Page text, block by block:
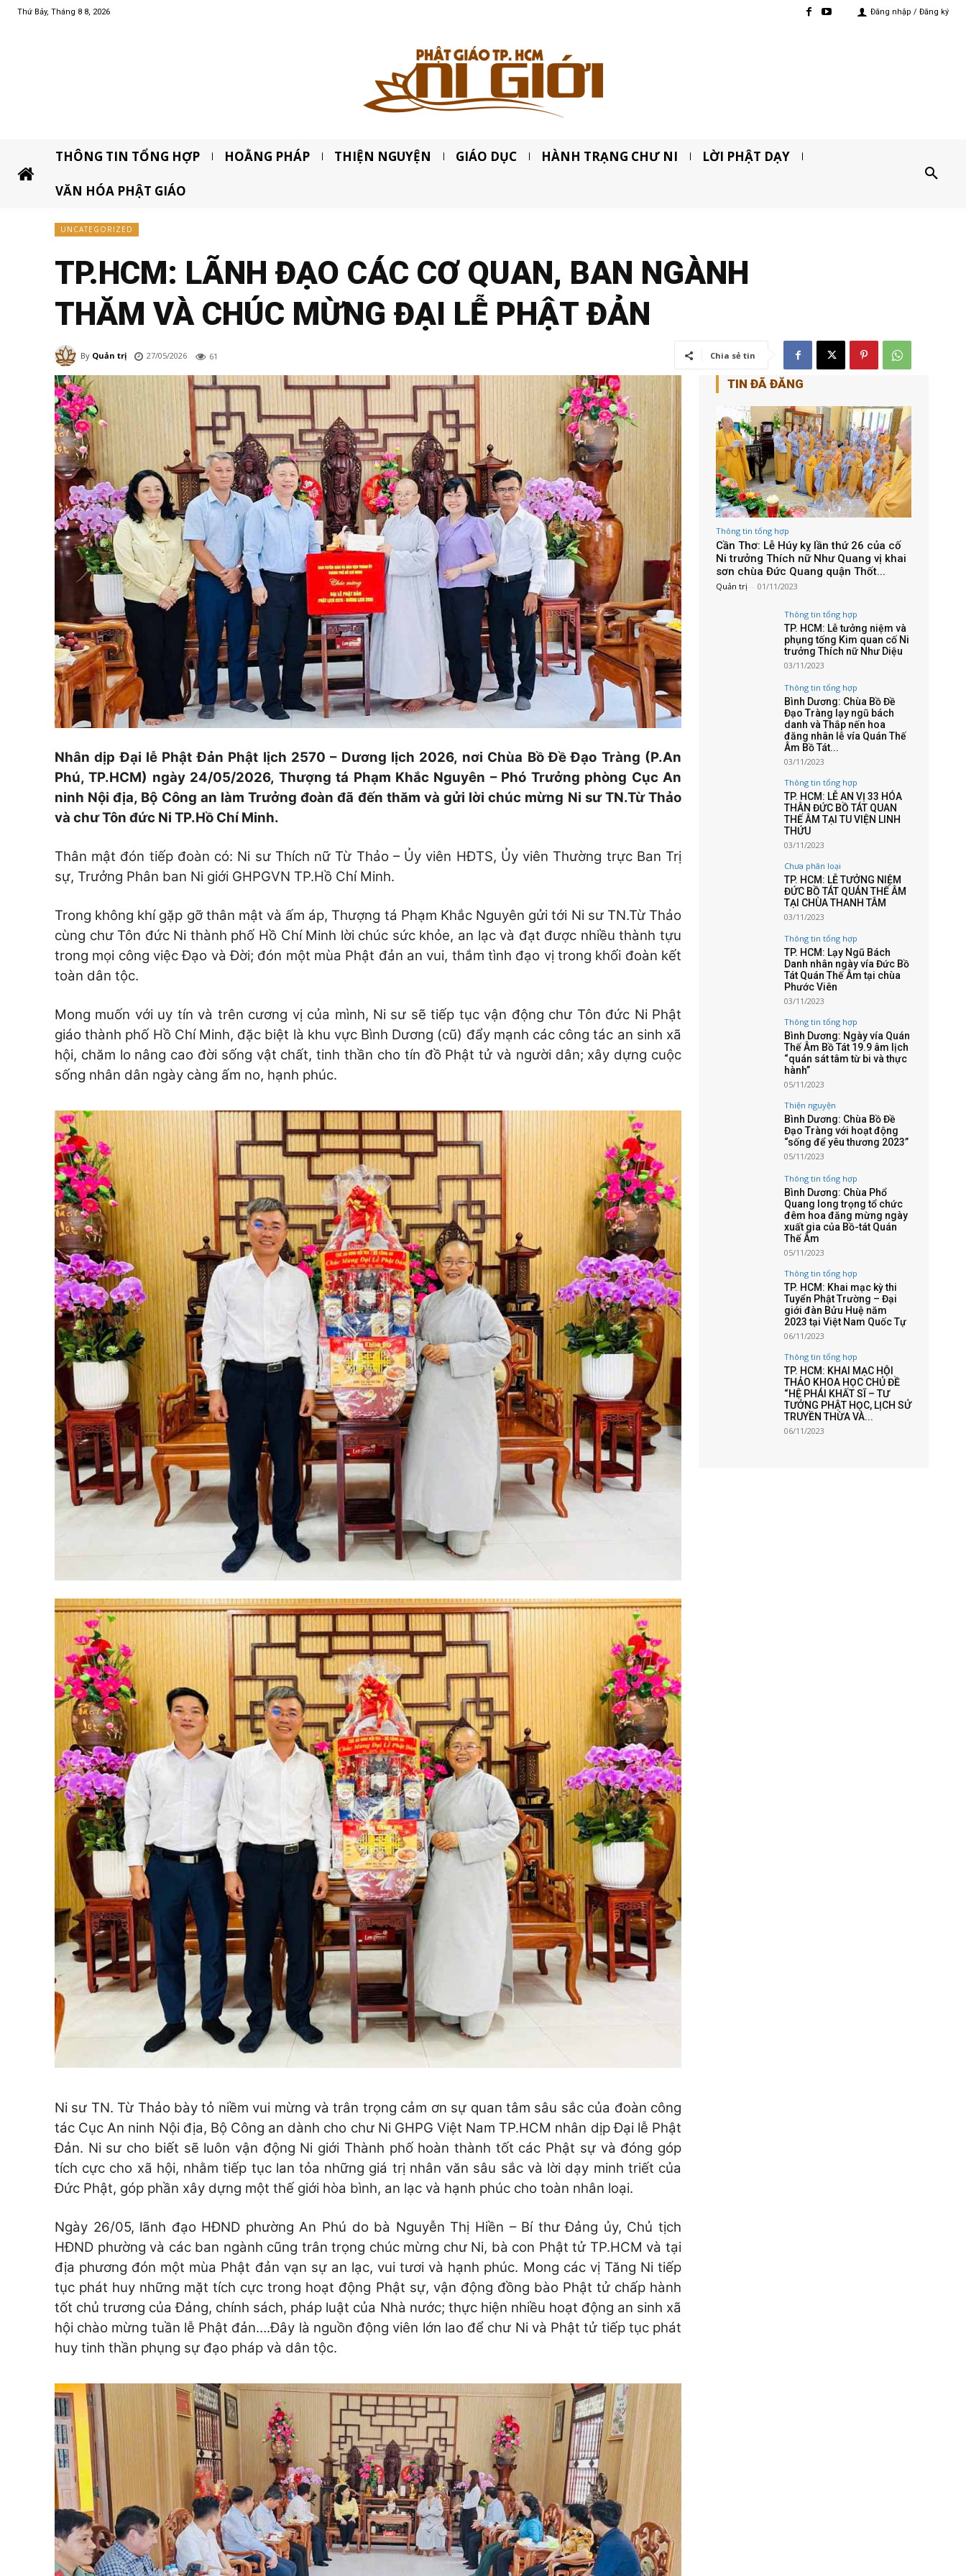
Thứ Bảy, Tháng 8 8, 2026 Đăng nhập / Đăng ký
THÔNG TIN TỔNG HỢP HOẰNG PHÁP THIỆN NGUYỆN GIÁO DỤC HÀNH TRẠNG CHƯ NI LỜI PHẬT DẠY
VĂN HÓA PHẬT GIÁO
UNCATEGORIZED
TP.HCM: LÃNH ĐẠO CÁC CƠ QUAN, BAN NGÀNH
THĂM VÀ CHÚC MỪNG ĐẠI LỄ PHẬT ĐẢN
By Quản trị 27/05/2026 61 Chia sẻ tin
Nhân dịp Đại lễ Phật Đản Phật lịch 2570 – Dương lịch 2026, nơi Chùa Bồ Đề Đạo Tràng (P.An
Phú, TP.HCM) ngày 24/05/2026, Thượng tá Phạm Khắc Nguyên – Phó Trưởng phòng Cục An
ninh Nội địa, Bộ Công an làm Trưởng đoàn đã đến thăm và gửi lời chúc mừng Ni sư TN.Từ Thảo
và chư Tôn đức Ni TP.Hồ Chí Minh.
Thân mật đón tiếp đoàn có: Ni sư Thích nữ Từ Thảo – Ủy viên HĐTS, Ủy viên Thường trực Ban Trị
sự, Trưởng Phân ban Ni giới GHPGVN TP.Hồ Chí Minh.
Trong không khí gặp gỡ thân mật và ấm áp, Thượng tá Phạm Khắc Nguyên gửi tới Ni sư TN.Từ Thảo
cùng chư Tôn đức Ni thành phố Hồ Chí Minh lời chúc sức khỏe, an lạc và đạt được nhiều thành tựu
trong mọi công việc Đạo và Đời; đón một mùa Phật đản an vui, thắm tình đạo vị trong khối đoàn kết
toàn dân tộc.
Mong muốn với uy tín và trên cương vị của mình, Ni sư sẽ tiếp tục vận động chư Tôn đức Ni Phật
giáo thành phố Hồ Chí Minh, đặc biệt là khu vực Bình Dương (cũ) đẩy mạnh các công tác an sinh xã
hội, chăm lo nâng cao đời sống vật chất, tinh thần cho tín đồ Phật tử và người dân; xây dựng cuộc
sống nhân dân ngày càng ấm no, hạnh phúc.
Ni sư TN. Từ Thảo bày tỏ niềm vui mừng và trân trọng cảm ơn sự quan tâm sâu sắc của đoàn công
tác Cục An ninh Nội địa, Bộ Công an dành cho chư Ni GHPG Việt Nam TP.HCM nhân dịp Đại lễ Phật
Đản. Ni sư cho biết sẽ luôn vận động Ni giới Thành phố hoàn thành tốt các Phật sự và đóng góp
tích cực cho xã hội, nhằm tiếp tục lan tỏa những giá trị nhân văn sâu sắc và lời dạy minh triết của
Đức Phật, góp phần xây dựng một thế giới hòa bình, an lạc và hạnh phúc cho toàn nhân loại.
Ngày 26/05, lãnh đạo HĐND phường An Phú do bà Nguyễn Thị Hiền – Bí thư Đảng ủy, Chủ tịch
HĐND phường và các ban ngành cũng trân trọng chúc mừng chư Ni, bà con Phật tử TP.HCM và tại
địa phương đón một mùa Phật đản vạn sự an lạc, vui tươi và hạnh phúc. Mong các vị Tăng Ni tiếp
tục phát huy những mặt tích cực trong hoạt động Phật sự, vận động đồng bào Phật tử chấp hành
tốt chủ trương của Đảng, chính sách, pháp luật của Nhà nước; thực hiện nhiều hoạt động an sinh xã
hội chào mừng tuần lễ Phật đản….Đây là nguồn động viên lớn lao để chư Ni và Phật tử tiếp tục phát
huy tinh thần phụng sự đạo pháp và dân tộc.
TIN ĐÃ ĐĂNG
Thông tin tổng hợp
Cần Thơ: Lễ Húy kỵ lần thứ 26 của cố
Ni trưởng Thích nữ Như Quang vị khai
sơn chùa Đức Quang quận Thốt...
Quản trị - 01/11/2023
Thông tin tổng hợp
TP. HCM: Lễ tưởng niệm và
phụng tống Kim quan cố Ni
trưởng Thích nữ Như Diệu
03/11/2023
Thông tin tổng hợp
Bình Dương: Chùa Bồ Đề
Đạo Tràng lạy ngũ bách
danh và Thắp nến hoa
đăng nhân lễ vía Quán Thế
Âm Bồ Tát...
03/11/2023
Thông tin tổng hợp
TP. HCM: LỄ AN VỊ 33 HÓA
THÂN ĐỨC BỒ TÁT QUAN
THẾ ÂM TẠI TU VIỆN LINH
THỨU
03/11/2023
Chưa phân loại
TP. HCM: LỄ TƯỞNG NIỆM
ĐỨC BỒ TÁT QUÁN THẾ ÂM
TẠI CHÙA THANH TÂM
03/11/2023
Thông tin tổng hợp
TP. HCM: Lạy Ngũ Bách
Danh nhân ngày vía Đức Bồ
Tát Quán Thế Âm tại chùa
Phước Viên
03/11/2023
Thông tin tổng hợp
Bình Dương: Ngày vía Quán
Thế Âm Bồ Tát 19.9 âm lịch
“quán sát tâm từ bi và thực
hành”
05/11/2023
Thiện nguyện
Bình Dương: Chùa Bồ Đề
Đạo Tràng với hoạt động
“sống để yêu thương 2023”
05/11/2023
Thông tin tổng hợp
Bình Dương: Chùa Phổ
Quang long trọng tổ chức
đêm hoa đăng mừng ngày
xuất gia của Bồ-tát Quán
Thế Âm
05/11/2023
Thông tin tổng hợp
TP. HCM: Khai mạc kỳ thi
Tuyển Phật Trường – Đại
giới đàn Bửu Huệ năm
2023 tại Việt Nam Quốc Tự
06/11/2023
Thông tin tổng hợp
TP. HCM: KHAI MẠC HỘI
THẢO KHOA HỌC CHỦ ĐỀ
“HỆ PHÁI KHẤT SĨ – TƯ
TƯỞNG PHẬT HỌC, LỊCH SỬ
TRUYỀN THỪA VÀ...
06/11/2023